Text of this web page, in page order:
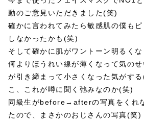
動のご意見いただきました(笑)
確かに言われてみたら敏感肌の僕もピ
しなかったかも(笑)
そして確かに肌がワントーン明るくな
何よりほうれい線が薄くなって気の
が引き締まって小さくなった気がす
こ、これが噂に聞く弛みなのか(笑)
同級生がbefore→afterの写真をくれ
たので、まさかのおじさんの写真(笑)